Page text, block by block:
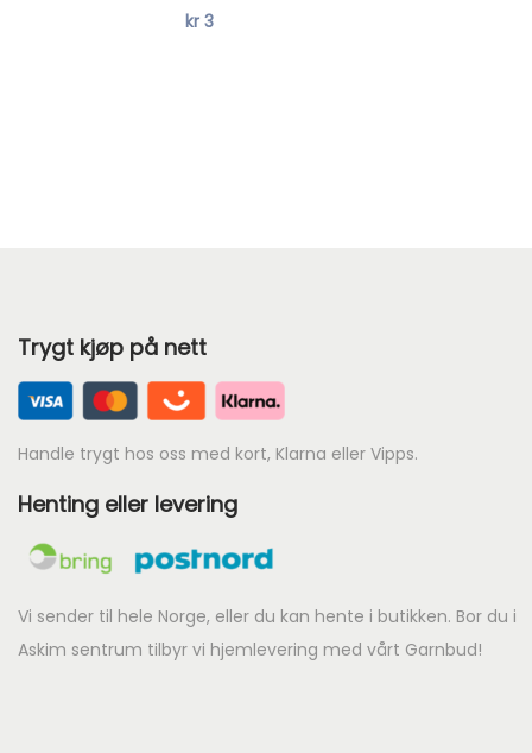
kr3
Trygt kjøp på nett
Handle trygt hos oss med kort, Klarna eller Vipps.
Henting eller levering
Vi sender til hele Norge, eller du kan hente i butikken. Bor du i
Askim sentrum tilbyr vi hjemlevering med vårt Garnbud!